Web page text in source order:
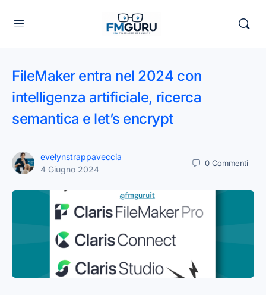
FileMaker entra nel 2024 con
intelligenza artificiale, ricerca
semantica e let’s encrypt
evelynstrappaveccia
4 Giugno 2024
0 Commenti